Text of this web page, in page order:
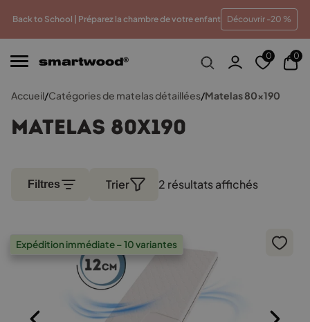
Back to School | Préparez la chambre de votre enfant Découvrir -20 %
meilleur prix Paiements en plusieurs fois sans frais
0 0
Accueil/Catégories de matelas détaillées/Matelas 80x190
Matelas 80x190
Filtres Trier 2 résultats affichés
Expédition immédiate – 10 variantes